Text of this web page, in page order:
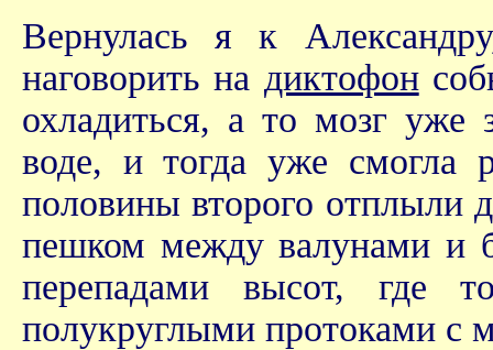
Вернулась я к
наговорить на диктофон
охладиться, а то мозг
воде, и тогда уже смогла
половины второго отплыли
пешком между валунами и
перепадами высот, где
полукруглыми протоками с